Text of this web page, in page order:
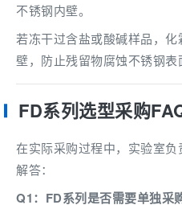
不锈钢内壁。
若冻干过含盐或酸碱样品，
壁，防止残留物腐蚀不锈钢表
FD系列选型采购
在实际采购过程中，实验室
解答：
Q1：FD系列是否需要单独采